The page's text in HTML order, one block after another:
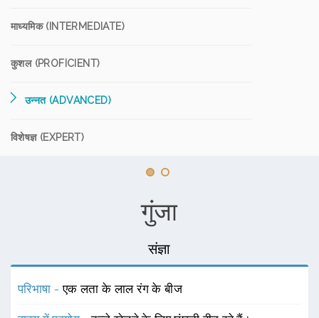
माध्यमिक (INTERMEDIATE)
कुशल (PROFICIENT)
उन्नत (ADVANCED)
विशेषज्ञ (EXPERT)
गुंजा
संज्ञा
परिभाषा -एक लता के लाल रंग के बीज